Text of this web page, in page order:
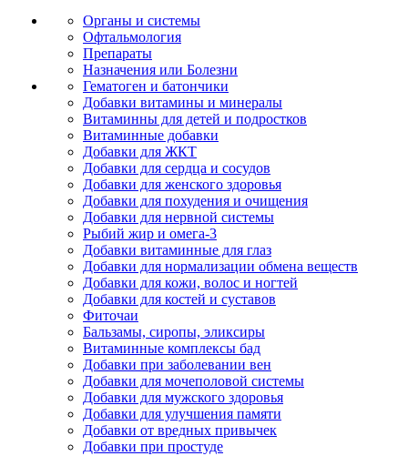
Органы и системы
Офтальмология
Препараты
Назначения или Болезни
Гематоген и батончики
Добавки витамины и минералы
Витаминны для детей и подростков
Витаминные добавки
Добавки для ЖКТ
Добавки для сердца и сосудов
Добавки для женского здоровья
Добавки для похудения и очищения
Добавки для нервной системы
Рыбий жир и омега-3
Добавки витаминные для глаз
Добавки для нормализации обмена веществ
Добавки для кожи, волос и ногтей
Добавки для костей и суставов
Фиточаи
Бальзамы, сиропы, эликсиры
Витаминные комплексы бад
Добавки при заболевании вен
Добавки для мочеполовой системы
Добавки для мужского здоровья
Добавки для улучшения памяти
Добавки от вредных привычек
Добавки при простуде